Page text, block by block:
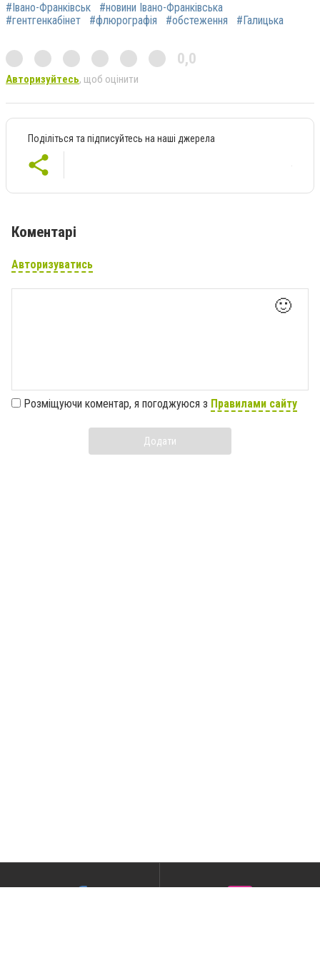
#Івано-Франківськ
#новини Івано-Франківська
#гентгенкабінет
#флюрографія #обстеження #Галицька
0,0
Авторизуйтесь, щоб оцінити
Поділіться та підписуйтесь на наші джерела
Коментарі
Авторизуватись
🙂
Розміщуючи коментар, я погоджуюся з Правилами сайту
Додати